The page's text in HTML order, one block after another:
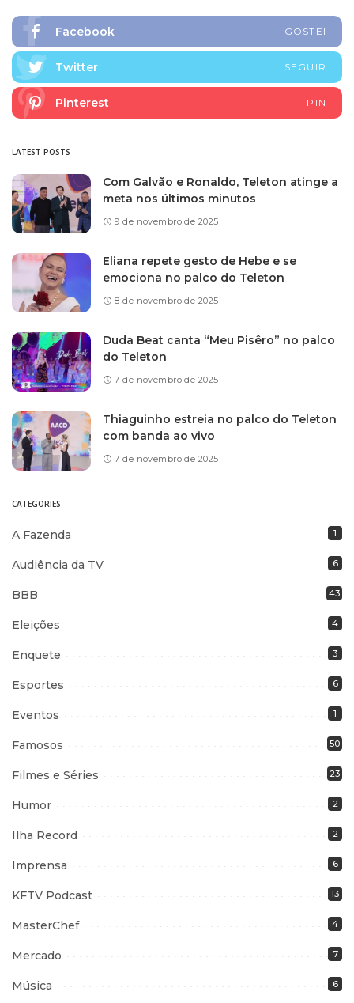
Facebook GOSTEI
Twitter SEGUIR
Pinterest PIN
LATEST POSTS
Com Galvão e Ronaldo, Teleton atinge a
meta nos últimos minutos
9 de novembro de 2025
Eliana repete gesto de Hebe e se
emociona no palco do Teleton
8 de novembro de 2025
Duda Beat canta “Meu Pisêro” no palco
do Teleton
7 de novembro de 2025
Thiaguinho estreia no palco do Teleton
com banda ao vivo
7 de novembro de 2025
CATEGORIES
A Fazenda 1
Audiência da TV 6
BBB 43
Eleições 4
Enquete 3
Esportes 6
Eventos 1
Famosos 50
Filmes e Séries 23
Humor 2
Ilha Record 2
Imprensa 6
KFTV Podcast 13
MasterChef 4
Mercado 7
Música 6